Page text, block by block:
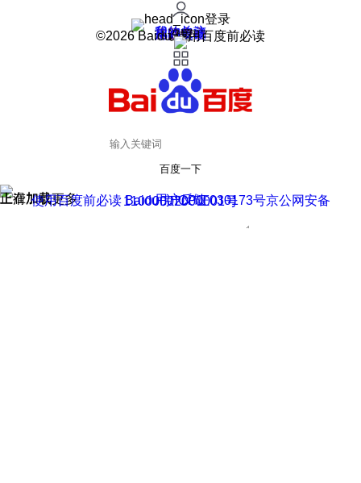
登录
我的关注
我的收藏
皮肤中心
用户反馈
设置
©2026 Baidu 使用百度前必读
百度一下
正在加载
上滑加载更多 用户反馈
使用百度前必读 Baidu 京ICP证030173号
京公网安备11000002000001号